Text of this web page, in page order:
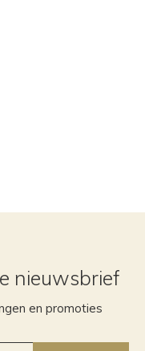
nieuwsbrief
en promoties